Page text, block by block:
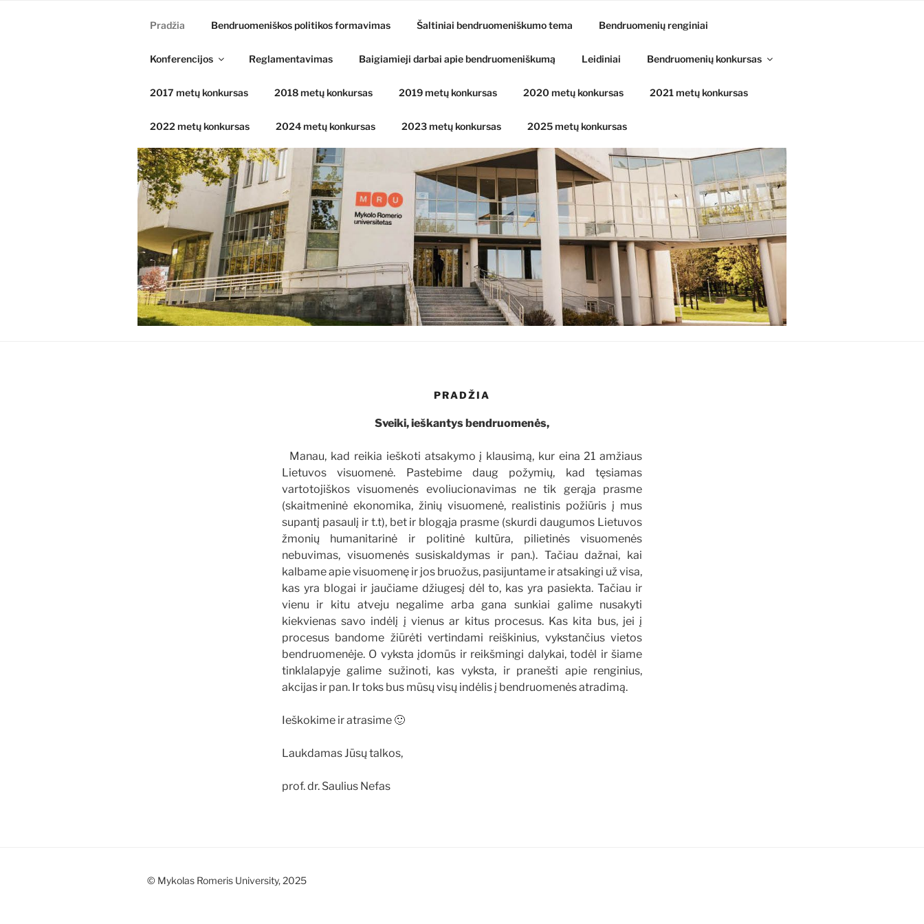
Pradžia Bendruomeniškos politikos formavimas Šaltiniai bendruomeniškumo tema Bendruomenių renginiai
Konferencijos Reglamentavimas Baigiamieji darbai apie bendruomeniškumą Leidiniai Bendruomenių konkursas
2017 metų konkursas 2018 metų konkursas 2019 metų konkursas 2020 metų konkursas 2021 metų konkursas
2022 metų konkursas 2024 metų konkursas 2023 metų konkursas 2025 metų konkursas
PRADŽIA
Sveiki, ieškantys bendruomenės,
Manau, kad reikia ieškoti atsakymo į klausimą, kur eina 21 amžiaus
Lietuvos visuomenė. Pastebime daug požymių, kad tęsiamas
vartotojiškos visuomenės evoliucionavimas ne tik gerąja prasme
(skaitmeninė ekonomika, žinių visuomenė, realistinis požiūris į mus
supantį pasaulį ir t.t), bet ir blogąja prasme (skurdi daugumos Lietuvos
žmonių humanitarinė ir politinė kultūra, pilietinės visuomenės
nebuvimas, visuomenės susiskaldymas ir pan.). Tačiau dažnai, kai
kalbame apie visuomenę ir jos bruožus, pasijuntame ir atsakingi už visa,
kas yra blogai ir jaučiame džiugesį dėl to, kas yra pasiekta. Tačiau ir
vienu ir kitu atveju negalime arba gana sunkiai galime nusakyti
kiekvienas savo indėlį į vienus ar kitus procesus. Kas kita bus, jei į
procesus bandome žiūrėti vertindami reiškinius, vykstančius vietos
bendruomenėje. O vyksta įdomūs ir reikšmingi dalykai, todėl ir šiame
tinklalapyje galime sužinoti, kas vyksta, ir pranešti apie renginius,
akcijas ir pan. Ir toks bus mūsų visų indėlis į bendruomenės atradimą.
Ieškokime ir atrasime 🙂
Laukdamas Jūsų talkos,
prof. dr. Saulius Nefas
© Mykolas Romeris University, 2025